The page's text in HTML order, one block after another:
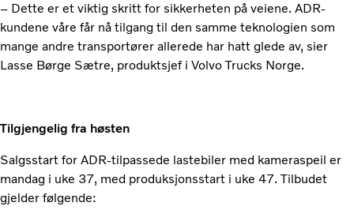
– Dette er et viktig skritt for sikkerheten på veiene. ADR-
kundene våre får nå tilgang til den samme teknologien som
mange andre transportører allerede har hatt glede av, sier
Lasse Børge Sætre, produktsjef i Volvo Trucks Norge.
Tilgjengelig fra høsten
Salgsstart for ADR-tilpassede lastebiler med kameraspeil er
mandag i uke 37, med produksjonsstart i uke 47. Tilbudet
gjelder følgende: